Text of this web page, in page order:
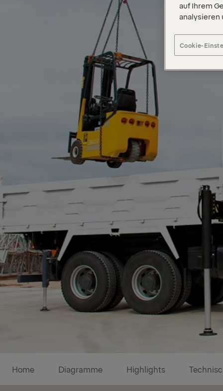
Home Diagramme Highlights
Diagramme
auf Ihrem
Cookie-